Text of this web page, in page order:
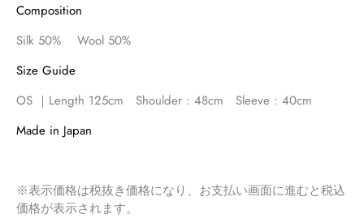
Composition
Silk 50% Wool 50%
Size Guide
OS ｜Length 125cm
Shoulder : 48cm
Sleeve : 40cm
Made in Japan
※表示価格は税抜き価格になり、お支払い画面に進むと税込
価格が表示されます。